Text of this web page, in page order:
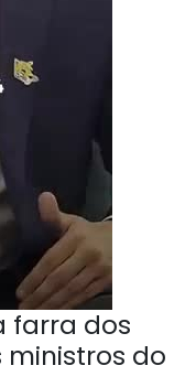
farra dos
do